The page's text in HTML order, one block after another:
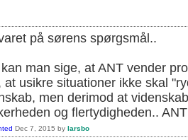
på sørens spørgsmål..
man sige, at ANT vender
at usikre situationer ikke skal
men derimod at
og flertydigheden..
Dec 7, 2015 by larsbo